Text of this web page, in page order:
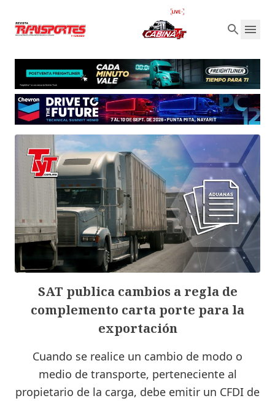
SAT publica cambios a regla de
complemento carta porte para la
exportación
Cuando se realice un cambio de modo o
medio de transporte, perteneciente al
propietario de la carga, debe emitir un CFDI de